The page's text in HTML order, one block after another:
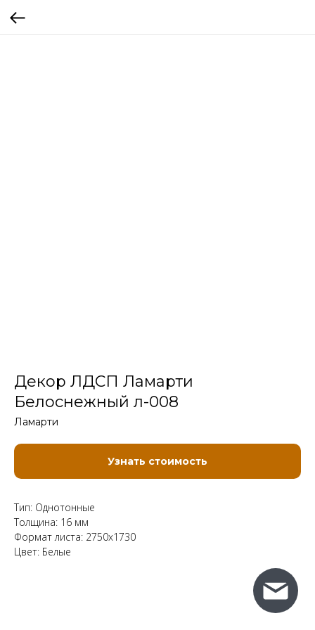
Декор ЛДСП Ламарти
Белоснежный л-008
Ламарти
Узнать стоимость
Тип: Однотонные
Толщина: 16 мм
Формат листа: 2750x1730
Цвет: Белые